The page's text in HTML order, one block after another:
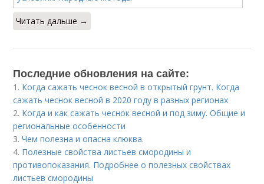
Читать дальше →
Последние обновления на сайте:
1. Когда сажать чеснок весной в открытый грунт. Когда
сажать чеснок весной в 2020 году в разных регионах
2. Когда и как сажать чеснок весной и под зиму. Общие и
региональные особенности
3.Чем полезна и опасна клюква.
4. Полезные свойства листьев смородины и
противопоказания. Подробнее о полезных свойствах
листьев смородины